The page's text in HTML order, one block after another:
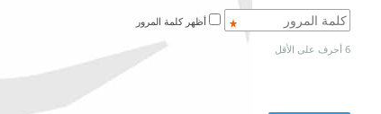
6 أحرف على الأقل